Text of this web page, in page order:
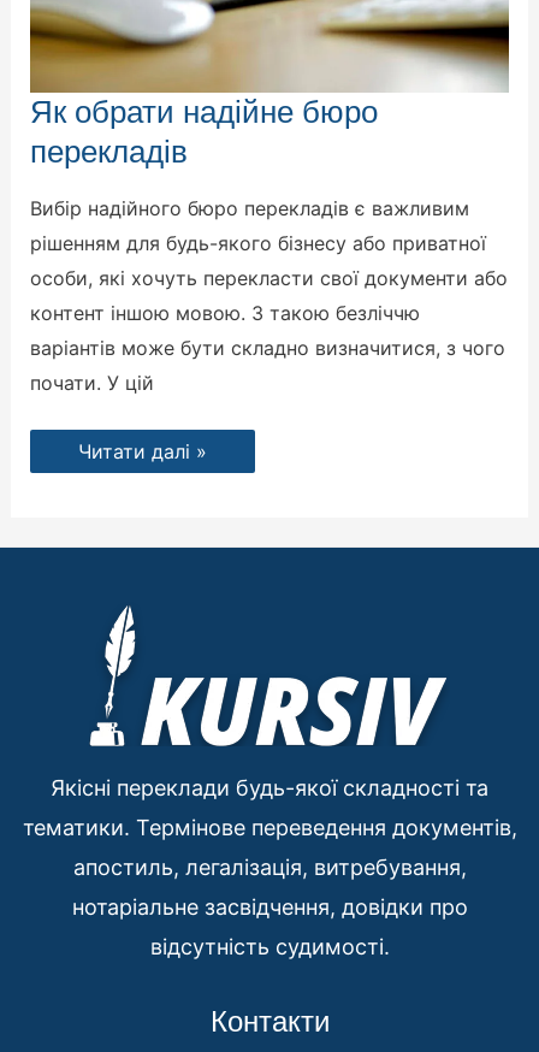
Як обрати надійне бюро
перекладів
Вибір надійного бюро перекладів є важливим
рішенням для будь-якого бізнесу або приватної
особи, які хочуть перекласти свої документи або
контент іншою мовою. З такою безліччю
варіантів може бути складно визначитися, з чого
почати. У цій
Як
обрати
надійне
бюро
Читати далі »
Якісні переклади будь-якої складності та
тематики. Термінове переведення документів,
апостиль, легалізація, витребування,
нотаріальне засвідчення, довідки про
відсутність судимості.
Контакти